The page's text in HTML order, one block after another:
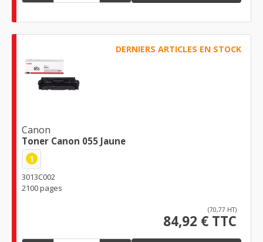
DERNIERS ARTICLES EN STOCK
Canon
Toner Canon 055 Jaune
1
3013C002
2100 pages
(70,77 HT)
84,92 € TTC